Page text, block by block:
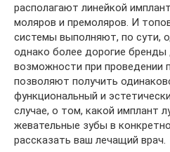
располагают линейкой
моляров и премоляров. И
системы выполняют, по сути,
однако более дорогие
возможности при проведении
позволяют получить
функциональный и
случае, о том, какой имплант
жевательные зубы в
рассказать ваш лечащий врач.